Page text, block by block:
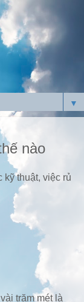
▼
nào
kỹ thuật, việc rủ
trăm mét là